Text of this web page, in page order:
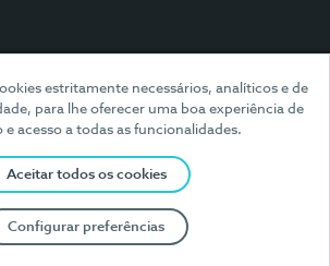
estritamente necessários, analíticos e de
para lhe oferecer uma boa experiência de
e acesso a todas as funcionalidades.
Aceitar todos os cookies
Configurar preferências